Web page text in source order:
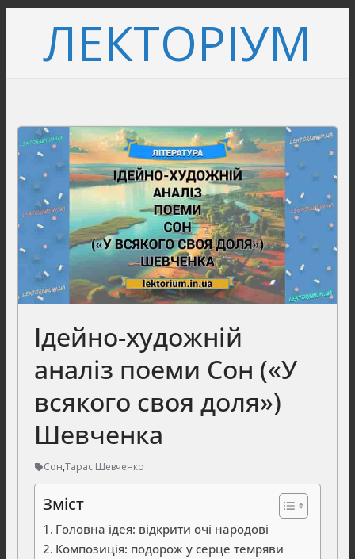
вмістуЛЕКТОРІУМ
Ідейно-художній
аналіз поеми Сон («У
всякого своя доля»)
Шевченка
Сон,Тарас Шевченко
Зміст
Головна ідея: відкрити очі народові
Композиція: подорож у серце темряви